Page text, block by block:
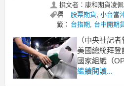
撰文者：康和期貨凌
標
籤：
股票期貨,小台當
台指期, 台中開期
（中央社記
美國總統拜登
國家組織（
亞變種病毒株
繼續閱讀...